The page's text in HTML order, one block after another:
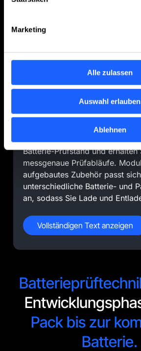
Marketing
Alle zulassen
Auswahl erlauben
Ablehnen
Ladeinfrastruktur für
Fahrzeugbatterien
Sie verbinden HV-Ladeeinheiten
Batterie-Prüfstand und erhalten
messgenaue Prüfabläufe.
aufgebautes Zubehör passt
unterschiedliche Batterie- und
an, sodass Sie Lade und
Integration reduzieren Sie
steigern die Qualität Ihrer
Vollständigen Text anzeigen
Pack bis zur
Batterie.